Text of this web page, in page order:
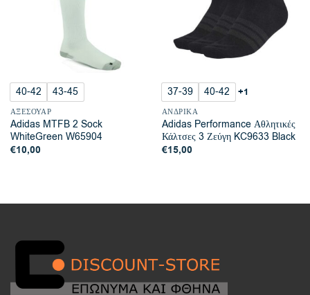
40-42 43-45
ΑΞΕΣΟΥΆΡ
Adidas MTFB 2 Sock
WhiteGreen W65904
€10,00
37-39 40-42 +1
ΑΝΔΡΙΚΆ
Adidas Performance Αθλητικές
Κάλτσες 3 Ζεύγη KC9633 Black
€15,00